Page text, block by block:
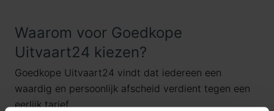
Waarom voor Goedkope
Uitvaart24 kiezen?
Goedkope Uitvaart24 vindt dat iedereen een
waardig en persoonlijk afscheid verdient tegen een
eerlijk tarief.